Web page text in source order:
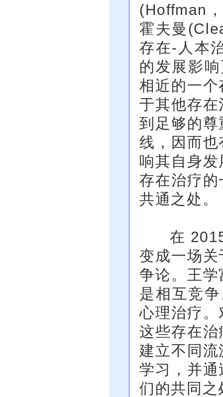
(Hoffman
霍夫曼
存在-人本
的发展影
相近的一
于其他存
到足够的
线，因而
响其自身
存在治疗
共通之处。
在 2015
变成一场
争论。王
是相互竞
心理治疗
这些存在
建立不同
学习，并
们的共同之